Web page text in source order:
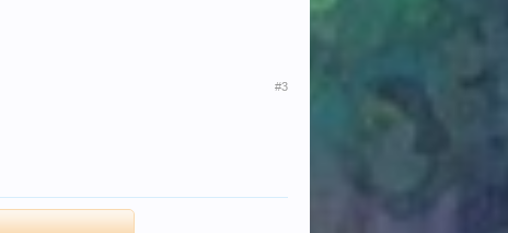
#3